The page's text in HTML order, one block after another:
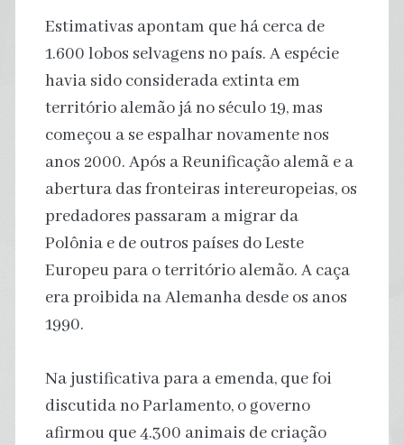
Estimativas apontam que há cerca de
1.600 lobos selvagens no país. A espécie
havia sido considerada extinta em
território alemão já no século 19, mas
começou a se espalhar novamente nos
anos 2000. Após a Reunificação alemã e a
abertura das fronteiras intereuropeias, os
predadores passaram a migrar da
Polônia e de outros países do Leste
Europeu para o território alemão. A caça
era proibida na Alemanha desde os anos
1990.
Na justificativa para a emenda, que foi
discutida no Parlamento, o governo
afirmou que 4.300 animais de criação